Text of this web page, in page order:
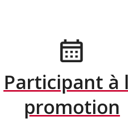
Participant à
promotion